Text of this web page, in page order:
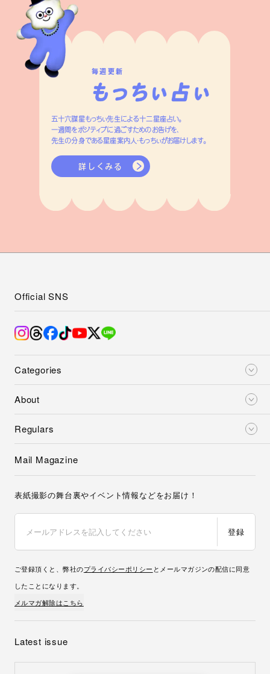
毎週更新
五十六謀星もっちぃ先生による十二星座占い。
一週間をポジティブに過ごすためのお告げを、
先生の分身である星座案内人・もっちぃがお届けします。
詳しくみる
Categories
About
Regulars
Official SNS
Mail Magazine
表紙撮影の舞台裏やイベント情報などをお届け！
登録
ご登録頂くと、弊社のプライバシーポリシー とメールマガジンの配信に同意
したことになります。
メルマガ解除はこちら
Latest issue